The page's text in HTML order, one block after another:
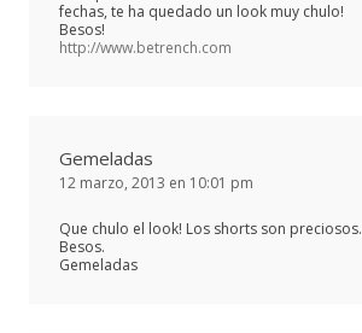
fechas, te ha quedado un look muy chulo!
Besos!
http://www.betrench.com
Gemeladas
12 marzo, 2013 en 10:01 pm
Que chulo el look! Los shorts son preciosos.
Besos.
Gemeladas